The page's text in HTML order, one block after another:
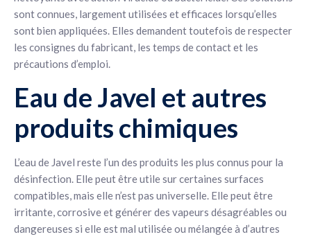
sont connues, largement utilisées et efficaces lorsqu’elles
sont bien appliquées. Elles demandent toutefois de respecter
les consignes du fabricant, les temps de contact et les
précautions d’emploi.
Eau de Javel et autres
produits chimiques
L’eau de Javel reste l’un des produits les plus connus pour la
désinfection. Elle peut être utile sur certaines surfaces
compatibles, mais elle n’est pas universelle. Elle peut être
irritante, corrosive et générer des vapeurs désagréables ou
dangereuses si elle est mal utilisée ou mélangée à d’autres